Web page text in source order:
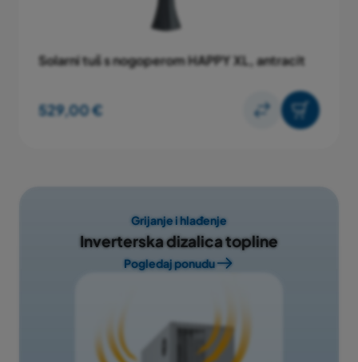
Solarni tuš s nogoperom HAPPY XL, antracit
529,00 €
Grijanje i hlađenje
Inverterska dizalica topline
Pogledaj ponudu